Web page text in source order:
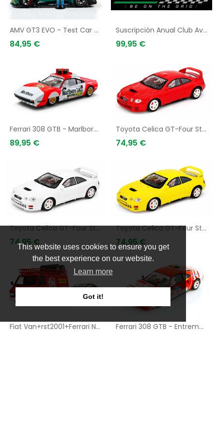
This website uses cookies to ensure you get
the best experience on our website.
Learn more
Got it!
AMV GT3 EVO - Test Car - Figure
84,95 €
Suscripción Anual Club Avant Slot - Membresía Exclusiva
99,95 €
Ferrari 308 GTB - Marlboro Baja Aragon 1985 - Zanini
89,95 €
Toyota Celica GT-Four Street Red
74,95 €
Toyota Celica GT-Four Street White
74,95 €
AÑADIR A LA CESTA
Toyota Celica GT-Four Street Yellow
74,95 €
AÑADIR A LA CESTA
Fiat Van+rst2001+Ferrari No.6 Tour de France 81 Ferrari 308 GTB - Entremont- Targa Florio 1981